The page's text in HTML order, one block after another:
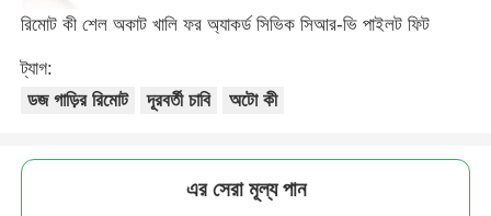
রিমোট কী শেল অকাট খালি ফর অ্যাকর্ড সিভিক সিআর-ভি পাইলট ফিট
ট্যাগ:
ডজ গাড়ির রিমোট
দূরবর্তী চাবি অটো কী
এর সেরা মূল্য পান